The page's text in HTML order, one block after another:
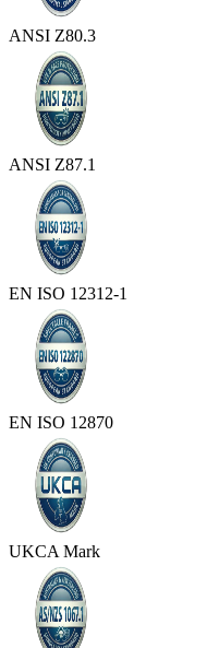
ANSI Z80.3
ANSI Z87.1
EN ISO 12312-1
EN ISO 12870
UKCA Mark